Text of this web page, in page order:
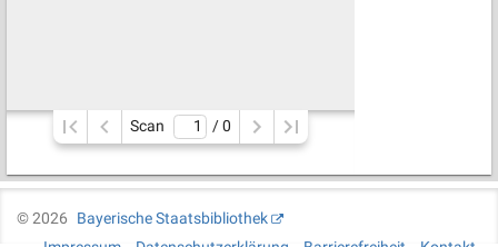
Scan / 0
©2026
Bayerische Staatsbibliothek